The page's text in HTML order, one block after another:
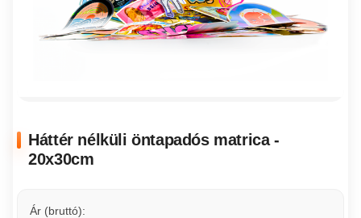
Háttér nélküli öntapadós matrica -
20x30cm
Ár (bruttó):